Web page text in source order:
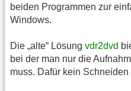
beiden Programmen zur
Windows.
Die „alte“ Lösung vdr2dvd
bei der man nur die
muss. Dafür kein